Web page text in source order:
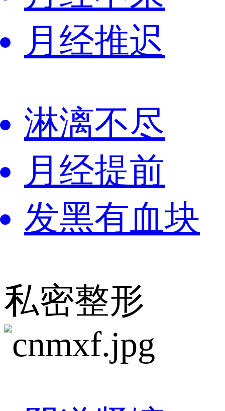
月经推迟
淋漓不尽
月经提前
发黑有血块
私密整形